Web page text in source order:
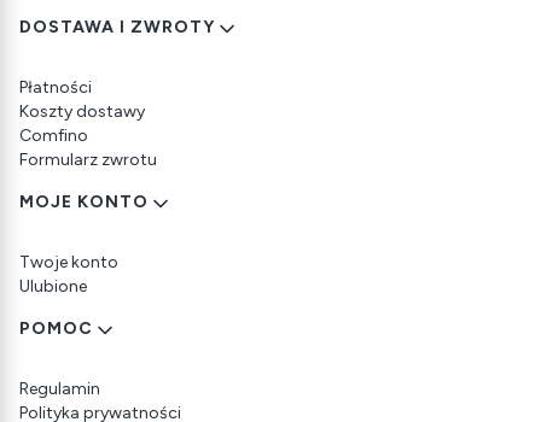
DOSTAWA I ZWROTY
Płatności
Koszty dostawy
Comfino
Formularz zwrotu
MOJE KONTO
Twoje konto
Ulubione
POMOC
Regulamin
Polityka prywatności